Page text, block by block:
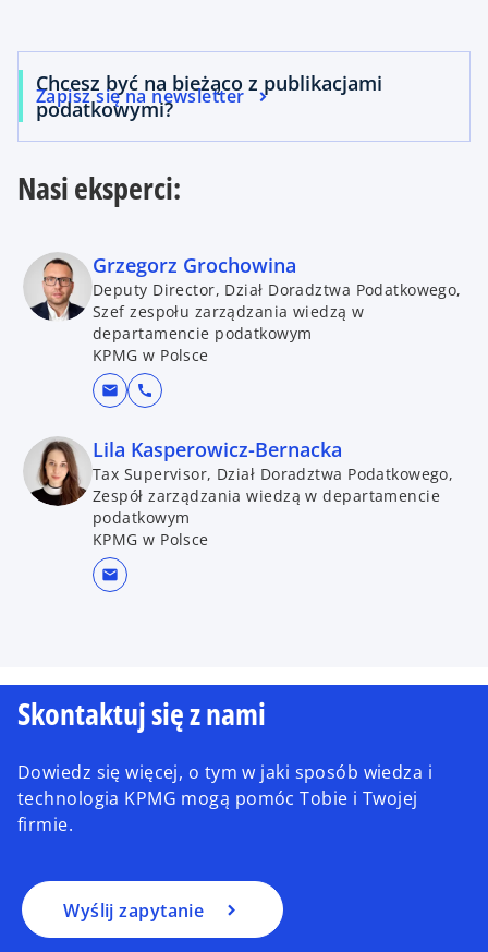
Chcesz być na bieżąco z publikacjami
podatkowymi?
Zapisz się na newsletter
Nasi eksperci:
Grzegorz Grochowina
Deputy Director, Dział Doradztwa Podatkowego,
Szef zespołu zarządzania wiedzą w
departamencie podatkowym
KPMG w Polsce
mail call
Lila Kasperowicz-Bernacka
Tax Supervisor, Dział Doradztwa Podatkowego,
Zespół zarządzania wiedzą w departamencie
podatkowym
KPMG w Polsce
mail
Skontaktuj się z nami
Dowiedz się więcej, o tym w jaki sposób wiedza i
technologia KPMG mogą pomóc Tobie i Twojej
firmie.
Wyślij zapytanie